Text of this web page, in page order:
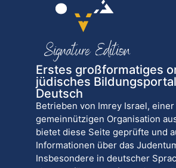
Erstes großformatiges
jüdisches
Deutsch
Betrieben von Imrey Israel, einer
gemeinnützigen Organisation
bietet diese Seite geprüfte und
Informationen über das
Insbesondere in deutscher